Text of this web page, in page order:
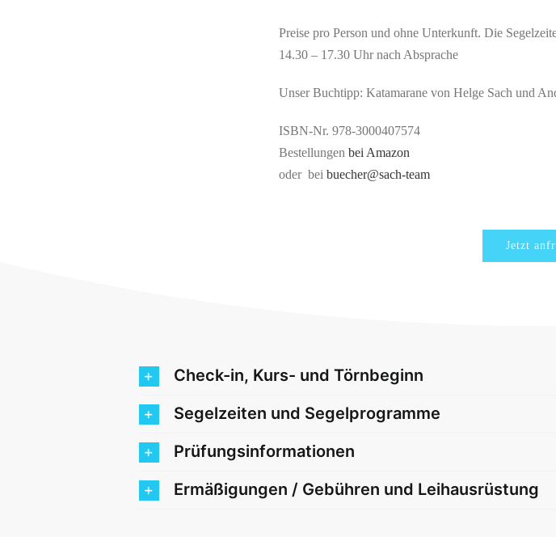
Preise pro Person und ohne Unterkunft. Die
14.30 – 17.30 Uhr nach Absprache
Unser Buchtipp: Katamarane von Helge Sach und
ISBN-Nr. 978-3000407574
Bestellungenbei Amazon
oder beibuecher@sach-team
Jetzt
Check-in, Kurs- und Törnbeginn
Segelzeiten und Segelprogramme
Prüfungsinformationen
Ermäßigungen / Gebühren und Leihausrüstung